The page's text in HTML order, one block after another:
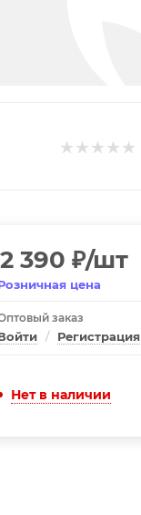
2 390 ₽/шт
цена
заказ
/ Регистрация
Нет в наличии